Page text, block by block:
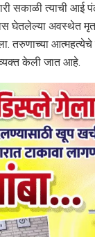
सकाळी त्याची आई
घेतलेल्या अवस्थेत
तरुणाच्या
केली जात आहे.